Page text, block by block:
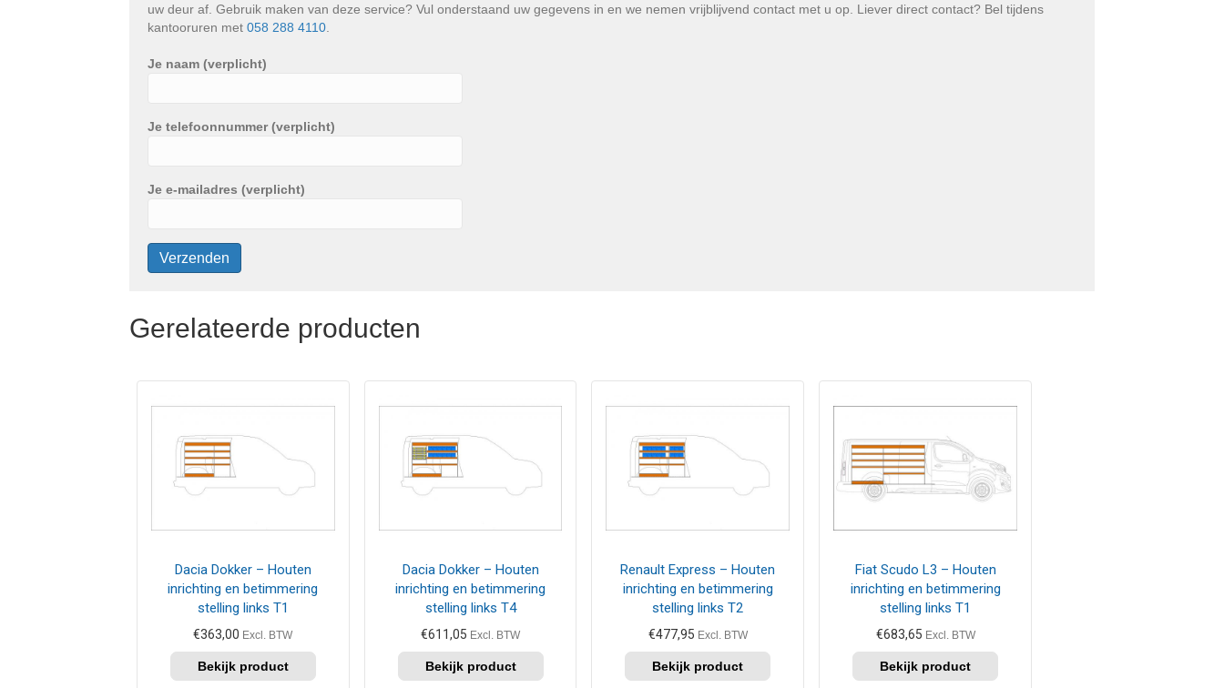
uw deur af. Gebruik maken van deze service? Vul onderstaand uw gegevens in en we nemen vrijblijvend contact met u op. Liever direct contact? Bel tijdens
kantooruren met 058 288 4110
Je naam (verplicht)
Je telefoonnummer (verplicht)
Je e-mailadres (verplicht)
Gerelateerde producten
Dacia Dokker – Houten
inrichting en betimmering
stelling links T1
€363,00 Excl. BTW
Dacia Dokker – Houten
inrichting en betimmering
stelling links T4
€611,05 Excl. BTW
Renault Express – Houten
inrichting en betimmering
stelling links T2
€477,95 Excl. BTW
Fiat Scudo L3 – Houten
inrichting en betimmering
stelling links T1
€683,65 Excl. BTW